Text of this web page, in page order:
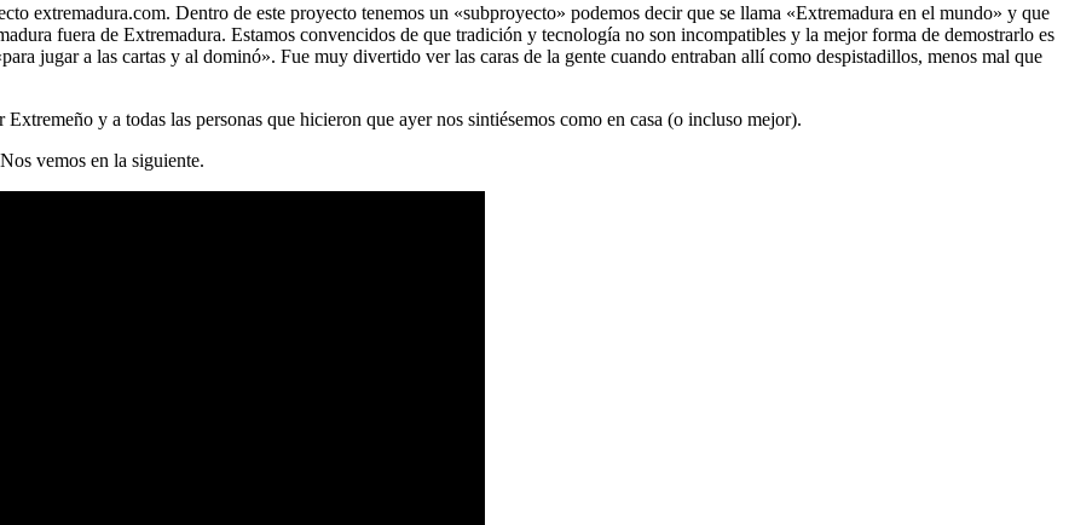
extremadura.com. Dentro de este proyecto tenemos un «subproyecto» podemos decir que se llama «Extremadura en el mundo» y que
fuera de Extremadura. Estamos convencidos de que tradición y tecnología no son incompatibles y la mejor forma de demostrarlo es
jugar a las cartas y al dominó». Fue muy divertido ver las caras de la gente cuando entraban allí como despistadillos, menos mal que
y a todas las personas que hicieron que ayer nos sintiésemos como en casa (o incluso mejor).
vemos en la siguiente.